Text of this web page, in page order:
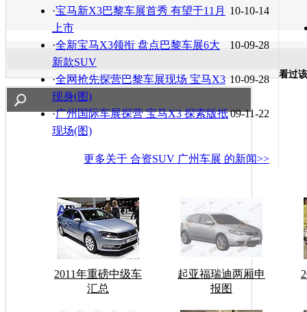
10-10-14
·宝马新X3巴黎车展首秀 有望于11月
上市
10-09-28
·全新宝马X3领衔 盘点巴黎车展6大
新款SUV
10-09-28
·全网抢先探营巴黎车展现场 宝马X3
现身(图)
09-11-22
·广州国际车展探营 宝马X3 探索版抵
现场(图)
更多关于 合资SUV 广州车展 的新闻>>
看过
2011年重磅中级车
汇总
起亚福瑞迪两厢申
报图